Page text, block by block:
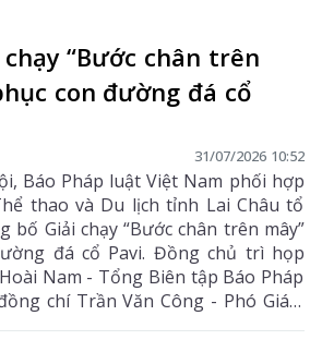
“Bước chân trên
con đường đá cổ
31/07/2026 10:52
Báo Pháp luật Việt Nam phối hợp
thao và Du lịch tỉnh Lai Châu tổ
bố Giải chạy “Bước chân trên mây”
đá cổ Pavi. Đồng chủ trì họp
Nam - Tổng Biên tập Báo Pháp
chí Trần Văn Công - Phó Giám
thao và Du lịch tỉnh Lai Châu.